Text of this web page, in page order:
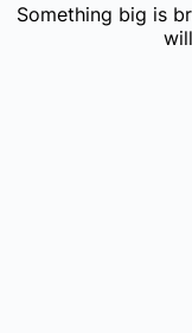
Something big is